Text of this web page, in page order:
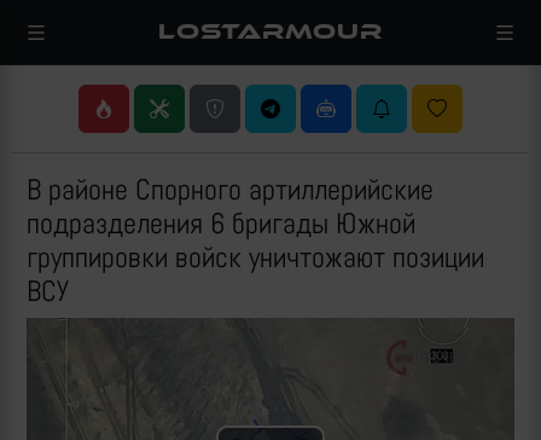
LOSTARMOUR
В районе Спорного артиллерийские
подразделения 6 бригады Южной
группировки войск уничтожают позиции
ВСУ